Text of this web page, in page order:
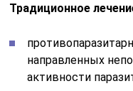
Традиционное
направленных
активности